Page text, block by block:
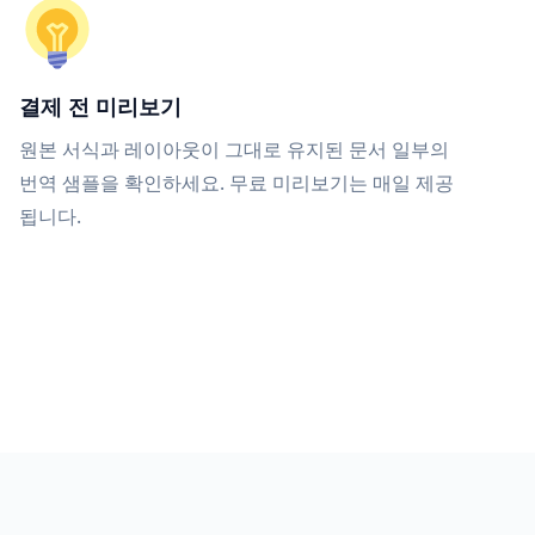
결제 전 미리보기
원본 서식과 레이아웃이 그대로 유지된 문서 일부의
번역 샘플을 확인하세요. 무료 미리보기는 매일 제공
됩니다.